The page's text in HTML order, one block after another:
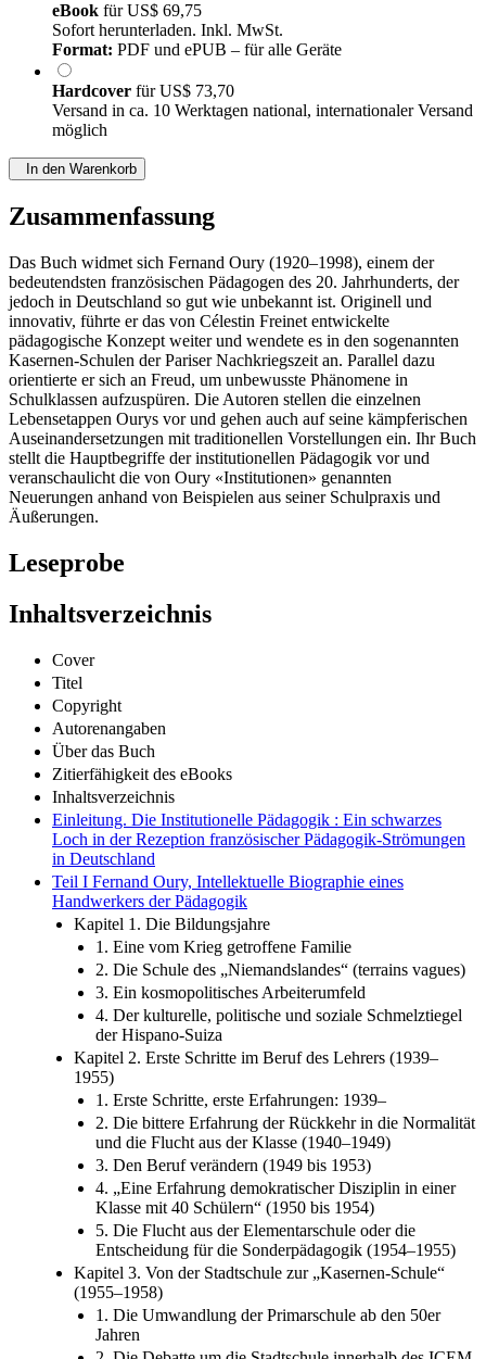
eBook fürUS$ 69,75
Sofort herunterladen. Inkl. MwSt.
Format: PDF und ePUB – für alle Geräte
Hardcover fürUS$ 73,70
Versand in ca. 10 Werktagen national, internationaler Versand
möglich
In den Warenkorb
Zusammenfassung
Das Buch widmet sich Fernand Oury (1920–1998), einem der
bedeutendsten französischen Pädagogen des 20. Jahrhunderts, der
jedoch in Deutschland so gut wie unbekannt ist. Originell und
innovativ, führte er das von Célestin Freinet entwickelte
pädagogische Konzept weiter und wendete es in den sogenannten
Kasernen-Schulen der Pariser Nachkriegszeit an. Parallel dazu
orientierte er sich an Freud, um unbewusste Phänomene in
Schulklassen aufzuspüren. Die Autoren stellen die einzelnen
Lebensetappen Ourys vor und gehen auch auf seine kämpferischen
Auseinandersetzungen mit traditionellen Vorstellungen ein. Ihr Buch
stellt die Hauptbegriffe der institutionellen Pädagogik vor und
veranschaulicht die von Oury «Institutionen» genannten
Neuerungen anhand von Beispielen aus seiner Schulpraxis und
Äußerungen.
Leseprobe
Inhaltsverzeichnis
Cover
Titel
Copyright
Autorenangaben
Über das Buch
Zitierfähigkeit des eBooks
Inhaltsverzeichnis
Einleitung. Die Institutionelle Pädagogik : Ein schwarzes
Loch in der Rezeption französischer Pädagogik-Strömungen
in Deutschland
Teil I Fernand Oury, Intellektuelle Biographie eines
Handwerkers der Pädagogik
Kapitel 1. Die Bildungsjahre
1. Eine vom Krieg getroffene Familie
2. Die Schule des „Niemandslandes“ (terrains vagues)
3. Ein kosmopolitisches Arbeiterumfeld
4. Der kulturelle, politische und soziale Schmelztiegel
der Hispano-Suiza
Kapitel 2. Erste Schritte im Beruf des Lehrers (1939–
1955)
1. Erste Schritte, erste Erfahrungen: 1939–
2. Die bittere Erfahrung der Rückkehr in die Normalität
und die Flucht aus der Klasse (1940–1949)
3. Den Beruf verändern (1949 bis 1953)
4. „Eine Erfahrung demokratischer Disziplin in einer
Klasse mit 40 Schülern“ (1950 bis 1954)
5. Die Flucht aus der Elementarschule oder die
Entscheidung für die Sonderpädagogik (1954–1955)
Kapitel 3. Von der Stadtschule zur „Kasernen-Schule“
(1955–1958)
1. Die Umwandlung der Primarschule ab den 50er
Jahren